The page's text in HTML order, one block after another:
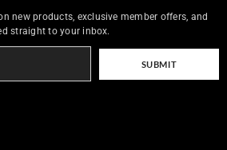
new products, exclusive member offers, and
straight to your inbox.
SUBMIT